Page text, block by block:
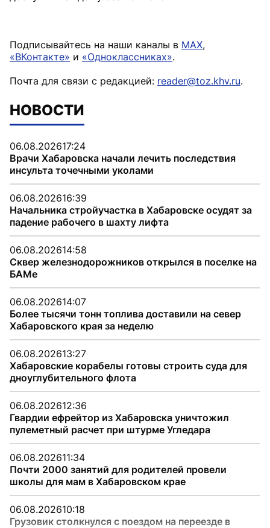
Подписывайтесь на наши каналы в MAX,
«ВКонтакте» и «Одноклассниках».
Почта для связи с редакцией: reader@toz.khv.ru.
НОВОСТИ
06.08.202617:24
Врачи Хабаровска начали лечить последствия
инсульта точечными уколами
06.08.202616:39
Начальника стройучастка в Хабаровске осудят за
падение рабочего в шахту лифта
06.08.202614:58
Сквер железнодорожников открылся в поселке на
БАМе
06.08.202614:07
Более тысячи тонн топлива доставили на север
Хабаровского края за неделю
06.08.202613:27
Хабаровские корабелы готовы строить суда для
дноуглубительного флота
06.08.202612:36
Гвардии ефрейтор из Хабаровска уничтожил
пулеметный расчет при штурме Угледара
06.08.202611:34
Почти 2000 занятий для родителей провели
школы для мам в Хабаровском крае
06.08.202610:18
Грузовик столкнулся с поездом на переезде в